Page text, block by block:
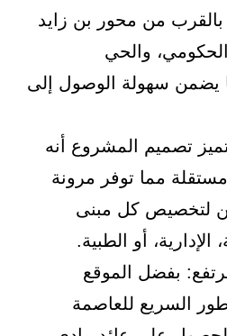
بالقرب من محور بن زايد
والحي
يضمن سهولة الوصول إلى
تصميم المشروع أنه
مما توفر مرونة
لتخصيص كل مبنى
الإدارية، أو الطبية.
بفضل الموقع
السريع للعاصمة